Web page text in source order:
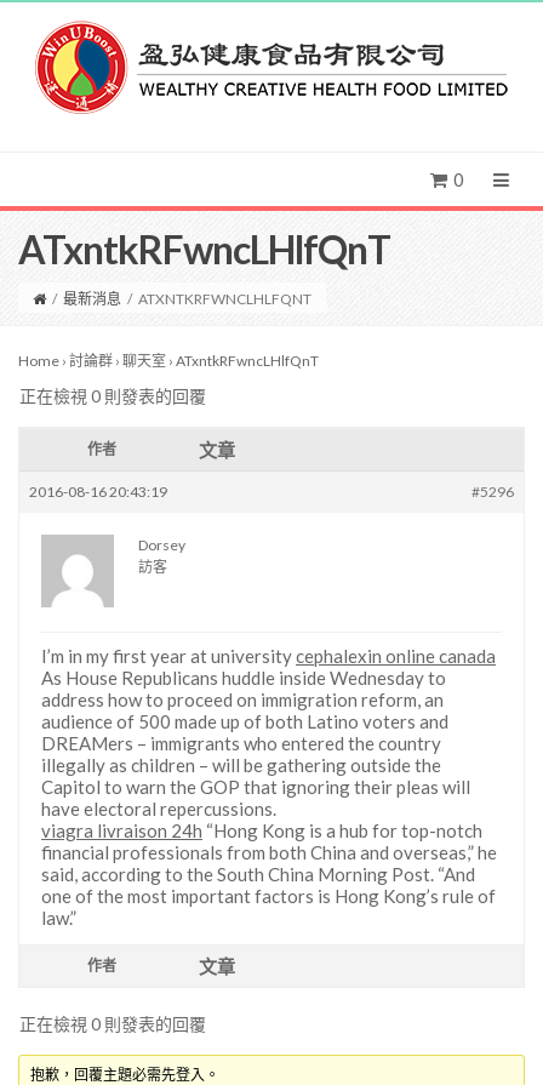
0
ATxntkRFwncLHlfQnT
/ 最新消息 / ATXNTKRFWNCLHLFQNT
Home › 討論群 › 聊天室 › ATxntkRFwncLHlfQnT
正在檢視 0 則發表的回覆
作者 文章
2016-08-16 20:43:19 #5296
Dorsey
訪客
I’m in my first year at universitycephalexin online canada
As House Republicans huddle inside Wednesday to
address how to proceed on immigration reform, an
audience of 500 made up of both Latino voters and
DREAMers – immigrants who entered the country
illegally as children – will be gathering outside the
Capitol to warn the GOP that ignoring their pleas will
have electoral repercussions.
viagra livraison 24h “Hong Kong is a hub for top-notch
financial professionals from both China and overseas,” he
said, according to the South China Morning Post. “And
one of the most important factors is Hong Kong’s rule of
law.”
作者 文章
正在檢視 0 則發表的回覆
抱歉，回覆主題必需先登入。